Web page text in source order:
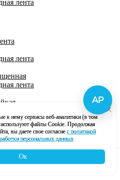
лента
лента
лента
лента
лента
к нему сервисы веб-аналитики (в том
используют файлы Cookie. Продолжая
вы даете свое согласие с политикой
персональных данных
Ок